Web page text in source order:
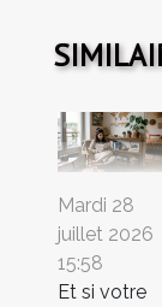
Mardi 28
juillet 2026
15:58
Et si votre